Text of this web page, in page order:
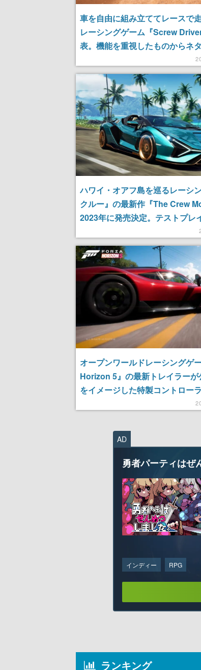
車を自由に組み立ててレースで
レーシングゲーム『Screw
表。機能を重視したものからネ
たものまで超自由に組み立てる
ハワイ・オアフ島を巡るレーシ
クルー』の最新作『The Crew
2023年に発売決定。テストプレ
オープンワールドレーシングゲ
Horizon 5』の最新トレイラーが
をイメージした特製コントロー
AD
勇者パーティはぜ
インディー RPG
ランキング